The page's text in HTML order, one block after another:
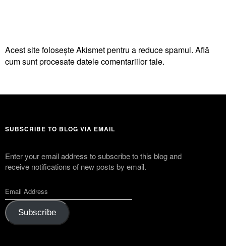
Acest site folosește Akismet pentru a reduce spamul. Află
cum sunt procesate datele comentariilor tale.
SUBSCRIBE TO BLOG VIA EMAIL
Enter your email address to subscribe to this blog and
receive notifications of new posts by email.
Subscribe